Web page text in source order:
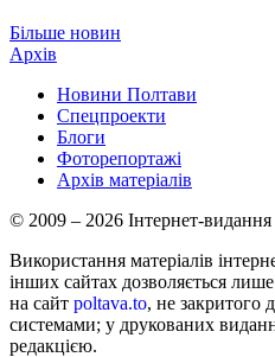
Більше новин
Архів
Новини Полтави
Спецпроекти
Блоги
Фоторепортажі
Архів матеріалів
© 2009 – 2026 Інтернет-
Використання матеріалів
інших сайтах дозволяється
на сайт poltava.to, не закритого
системами; у друкованих
редакцією.